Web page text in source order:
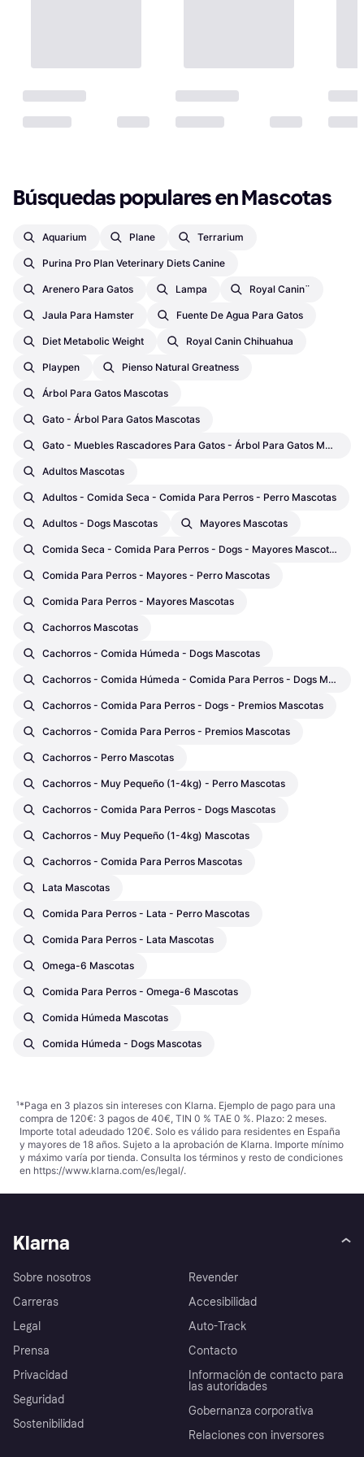
Búsquedas populares en Mascotas
Aquarium Plane Terrarium
Purina Pro Plan Veterinary Diets Canine
Arenero Para Gatos Lampa Royal Canin¨
Jaula Para Hamster Fuente De Agua Para Gatos
Diet Metabolic Weight Royal Canin Chihuahua
Playpen Pienso Natural Greatness
Árbol Para Gatos Mascotas
Gato - Árbol Para Gatos Mascotas
Gato - Muebles Rascadores Para Gatos - Árbol Para Gatos Mascotas
Adultos Mascotas
Adultos - Comida Seca - Comida Para Perros - Perro Mascotas
Adultos - Dogs Mascotas Mayores Mascotas
Comida Seca - Comida Para Perros - Dogs - Mayores Mascotas
Comida Para Perros - Mayores - Perro Mascotas
Comida Para Perros - Mayores Mascotas
Cachorros Mascotas
Cachorros - Comida Húmeda - Dogs Mascotas
Cachorros - Comida Húmeda - Comida Para Perros - Dogs Mascotas
Cachorros - Comida Para Perros - Dogs - Premios Mascotas
Cachorros - Comida Para Perros - Premios Mascotas
Cachorros - Perro Mascotas
Cachorros - Muy Pequeño (1-4kg) - Perro Mascotas
Cachorros - Comida Para Perros - Dogs Mascotas
Cachorros - Muy Pequeño (1-4kg) Mascotas
Cachorros - Comida Para Perros Mascotas
Lata Mascotas
Comida Para Perros - Lata - Perro Mascotas
Comida Para Perros - Lata Mascotas
Omega-6 Mascotas
Comida Para Perros - Omega-6 Mascotas
Comida Húmeda Mascotas
Comida Húmeda - Dogs Mascotas
¹*Paga en 3 plazos sin intereses con Klarna. Ejemplo de pago para una
compra de 120€: 3 pagos de 40€, TIN 0 % TAE 0 %. Plazo: 2 meses.
Importe total adeudado 120€. Solo es válido para residentes en España
y mayores de 18 años. Sujeto a la aprobación de Klarna. Importe mínimo
y máximo varía por tienda. Consulta los términos y resto de condiciones
en https://www.klarna.com/es/legal/.
Klarna
Sobre nosotros
Carreras
Legal
Prensa
Privacidad
Seguridad
Sostenibilidad
Revender
Accesibilidad
Auto-Track
Contacto
Información de contacto para
las autoridades
Gobernanza corporativa
Relaciones con inversores